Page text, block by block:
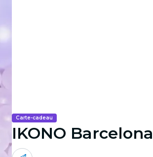
Carte-cadeau
IKONO